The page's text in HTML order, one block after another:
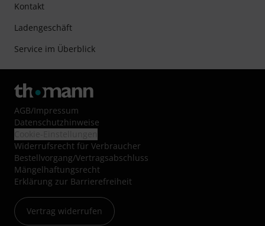
Kontakt
Ladengeschäft
Service im Überblick
AGB/Impressum
Datenschutzhinweise
Widerrufsrecht für Verbraucher
Bestellvorgang/Vertragsabschluss
Mängelhaftungsrecht
Erklärung zur Barrierefreiheit
Vertrag widerrufen